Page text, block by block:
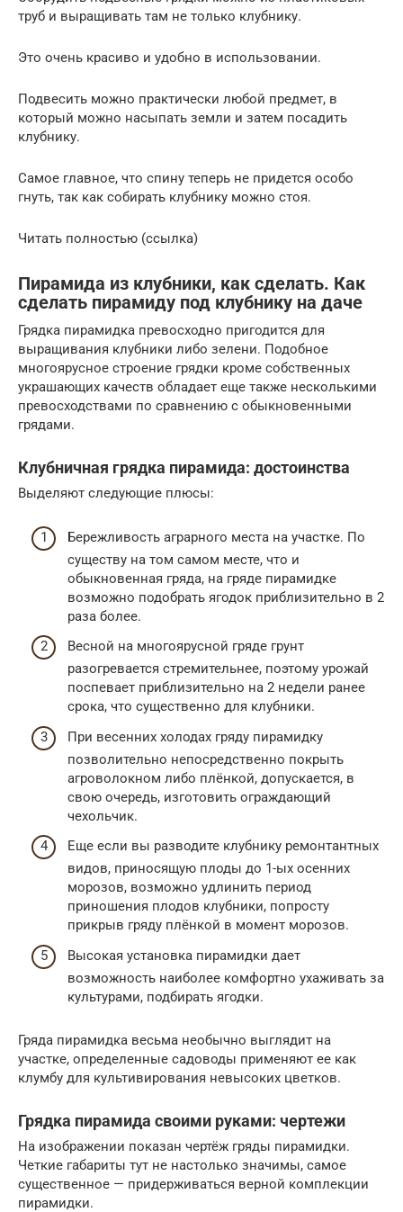
труб и выращивать там не только клубнику.
Это очень красиво и удобно в использовании.
Подвесить можно практически любой предмет, в
который можно насыпать земли и затем посадить
клубнику.
Самое главное, что спину теперь не придется особо
гнуть, так как собирать клубнику можно стоя.
Читать полностью (ссылка)
Пирамида из клубники, как сделать. Как
сделать пирамиду под клубнику на даче
Грядка пирамидка превосходно пригодится для
выращивания клубники либо зелени. Подобное
многоярусное строение грядки кроме собственных
украшающих качеств обладает еще также несколькими
превосходствами по сравнению с обыкновенными
грядами.
Клубничная грядка пирамида: достоинства
Выделяют следующие плюсы:
Бережливость аграрного места на участке. По
существу на том самом месте, что и
обыкновенная гряда, на гряде пирамидке
возможно подобрать ягодок приблизительно в 2
раза более.
Весной на многоярусной гряде грунт
разогревается стремительнее, поэтому урожай
поспевает приблизительно на 2 недели ранее
срока, что существенно для клубники.
При весенних холодах гряду пирамидку
позволительно непосредственно покрыть
агроволокном либо плёнкой, допускается, в
свою очередь, изготовить ограждающий
чехольчик.
Еще если вы разводите клубнику ремонтантных
видов, приносящую плоды до 1-ых осенних
морозов, возможно удлинить период
приношения плодов клубники, попросту
прикрыв гряду плёнкой в момент морозов.
Высокая установка пирамидки дает
возможность наиболее комфортно ухаживать за
культурами, подбирать ягодки.
Гряда пирамидка весьма необычно выглядит на
участке, определенные садоводы применяют ее как
клумбу для культивирования невысоких цветков.
Грядка пирамида своими руками: чертежи
На изображении показан чертёж гряды пирамидки.
Четкие габариты тут не настолько значимы, самое
существенное — придерживаться верной комплекции
пирамидки.